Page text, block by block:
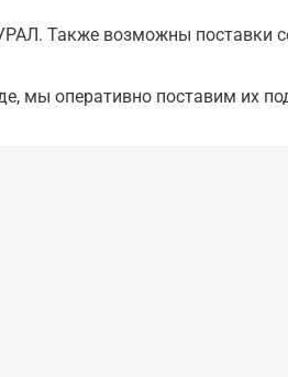
Также возможны поставки
мы оперативно поставим их